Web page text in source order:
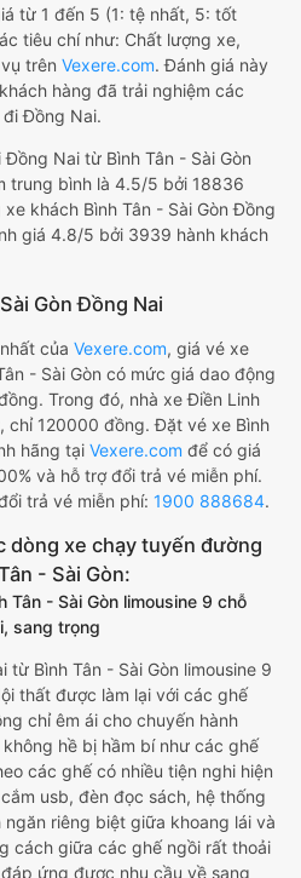
từ 1 đến 5 (1: tệ nhất, 5: tốt
tiêu chí như: Chất lượng xe,
trên Vexere.com. Đánh giá này
hàng đã trải nghiệm các
đi Đồng Nai.
Nai từ Bình Tân - Sài Gòn
trung bình là 4.5/5 bởi 18836
khách Bình Tân - Sài Gòn Đồng
giá 4.8/5 bởi 3939 hành khách
Gòn Đồng Nai
của Vexere.com, giá vé xe
- Sài Gòn có mức giá dao động
Trong đó, nhà xe Điền Linh
chỉ 120000 đồng. Đặt vé xe Bình
hãng tại Vexere.com để có giá
và hỗ trợ đổi trả vé miễn phí.
trả vé miễn phí: 1900 888684.
dòng xe chạy tuyến đường
- Sài Gòn:
Tân - Sài Gòn limousine 9 chỗ
sang trọng
Bình Tân - Sài Gòn limousine 9
thất được làm lại với các ghế
chỉ êm ái cho chuyến hành
hề bị hầm bí như các ghế
các ghế có nhiều tiện nghi hiện
usb, đèn đọc sách, hệ thống
riêng biệt giữa khoang lái và
cách giữa các ghế ngồi rất thoải
ứng được nhu cầu về sang